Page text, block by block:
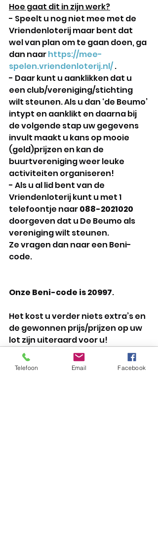
Hoe gaat dit in zijn werk?
- Speelt u nog niet mee met de
Vriendenloterij maar bent dat
wel van plan om te gaan doen, ga
dan naar https://mee-
spelen.vriendenloterij.nl/ .
- Daar kunt u aanklikken dat u
een club/vereniging/stichting
wilt steunen. Als u dan ‘de Beumo’
intypt en aanklikt en daarna bij
de volgende stap uw gegevens
invult maakt u kans op mooie
(geld)prijzen en kan de
buurtvereniging weer leuke
activiteiten organiseren!
- Als u al lid bent van de
Vriendenloterij kunt u met 1
telefoontje naar 088-2021020
doorgeven dat u De Beumo als
vereniging wilt steunen.
Ze vragen dan naar een Beni-
code.
Onze Beni-code is 20997.
Het kost u verder niets extra’s en
de gewonnen prijs/prijzen op uw
lot zijn uiteraard voor u!
Telefoon Email Facebook